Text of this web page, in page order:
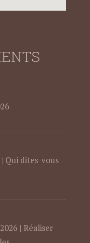
Qui dites-vous
| Réaliser